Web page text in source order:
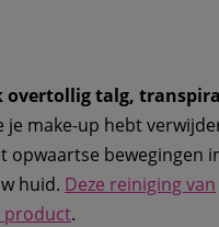
overtollig talg,
je make-up hebt
bewegingen
huid. Deze reiniging van
product.